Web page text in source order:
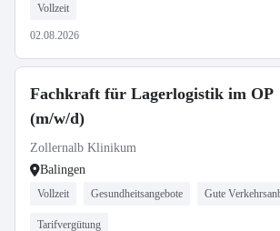
Vollzeit
02.08.2026
Fachkraft für Lagerlogistik im OP
(m/w/d)
Zollernalb Klinikum
Balingen
Vollzeit Gesundheitsangebote Gute
Tarifvergütung